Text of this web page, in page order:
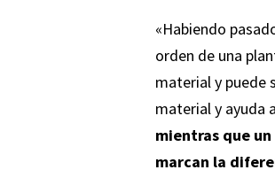
«Habiendo
orden de una
material y puede
material y ayuda
mientras que
marcan la